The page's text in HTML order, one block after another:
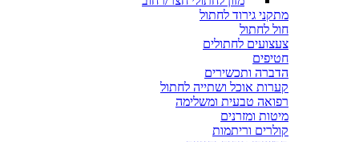
מתקני גירוד לחתול
חול לחתול
צעצועים לחתולים
חטיפים
הדברה ותכשירים
קערות אוכל ושתייה לחתול
רפואה טבעית ומשלימה
מיטות ומזרנים
קולרים וריתמות